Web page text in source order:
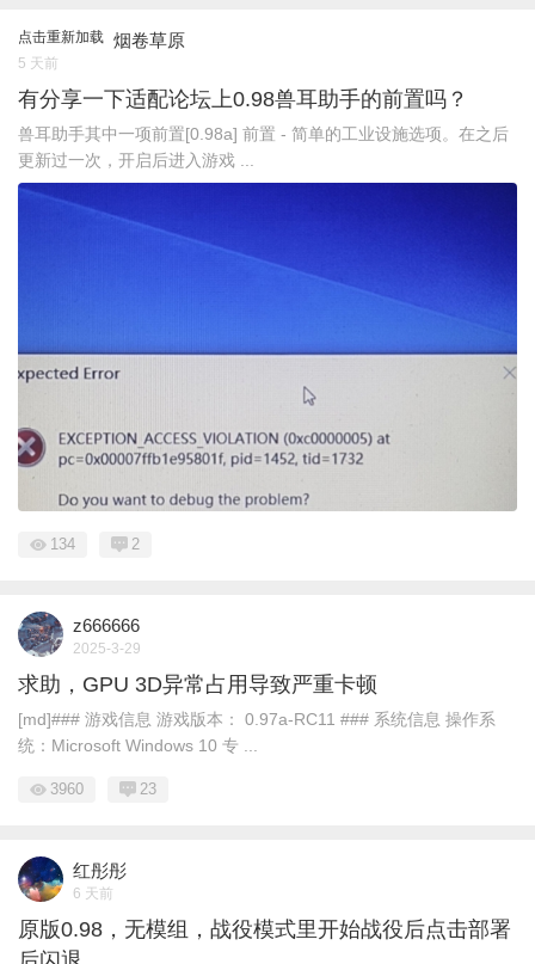
点击重新加载 烟卷草原
5 天前
有分享一下适配论坛上0.98兽耳助手的前置吗？
兽耳助手其中一项前置[0.98a] 前置 - 简单的工业设施选项。在之后
更新过一次，开启后进入游戏 ...
134 2
z666666
2025-3-29
求助，GPU 3D异常占用导致严重卡顿
[md]### 游戏信息 游戏版本： 0.97a-RC11 ### 系统信息 操作系
统：Microsoft Windows 10 专 ...
3960 23
红彤彤
6 天前
原版0.98，无模组，战役模式里开始战役后点击部署